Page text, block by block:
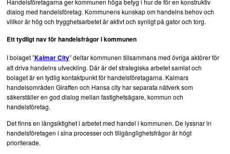
Marknadsföring
Pågående byggprojekt
Pågående turismprojekt
Radiointervjuer
Rapporter
Trendspaning
Handelsföretagarna ger kommunen höga betyg i hur de för en konstruktiv
dialog med handelsföretag. Kommunens kunskap om handelns behov och
villkor är hög och trygghetsarbetet är aktivt och synligt på gator och torg.
Ett tydligt nav för handelsfrågor i kommunen
I bolaget ”Kalmar City” deltar kommunen tillsammans med övriga aktörer för
att driva handelns utveckling. Där är det strategiska arbetet samlat och
bolaget är en tydlig kontaktpunkt för handelsföretagarna. Kalmars
handelsområden Giraffen och Hansa city har separata nätverk som
säkerställer en god dialog mellan fastighetsägare, kommun och
handelsföretag.
Det finns en långsiktighet i arbetet med handel i kommunen. De lyssnar in
handelsföretagen i sina processer och tillgänglighetsfrågor är högt
prioriterade.